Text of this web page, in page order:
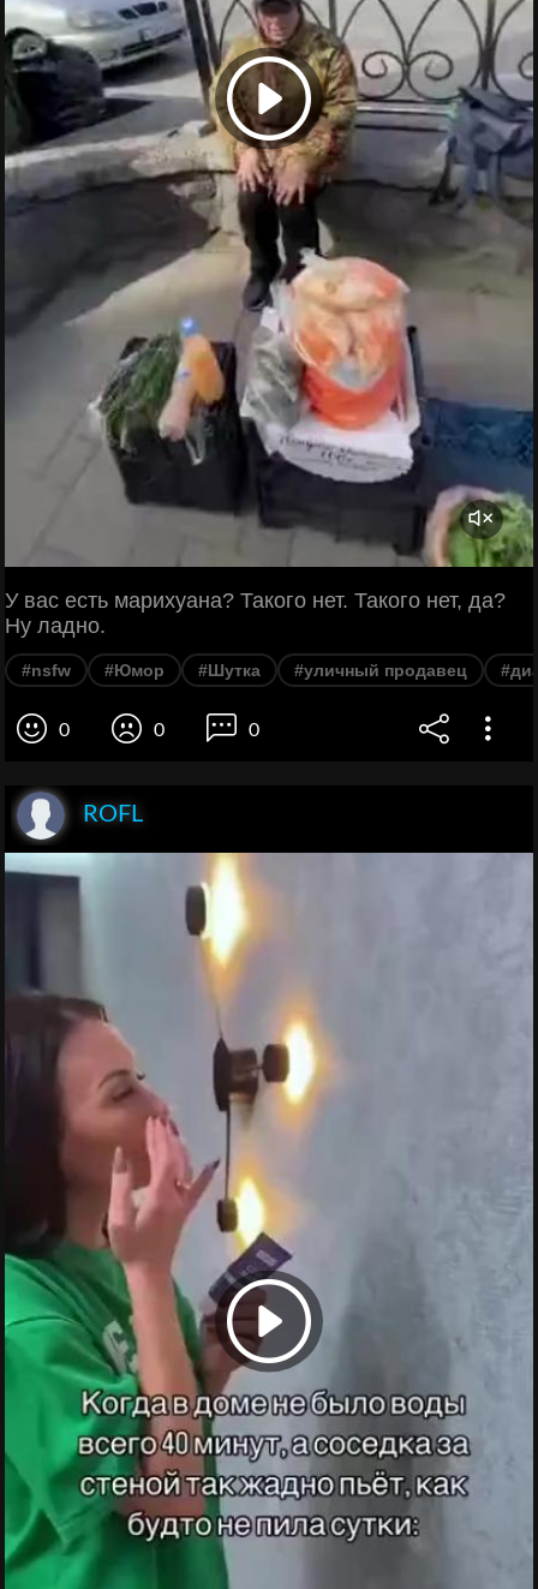
У вас есть марихуана? Такого нет. Такого нет, да?
Ну ладно.
#nsfw #Юмор #Шутка #уличный продавец
0 0 0
ROFL